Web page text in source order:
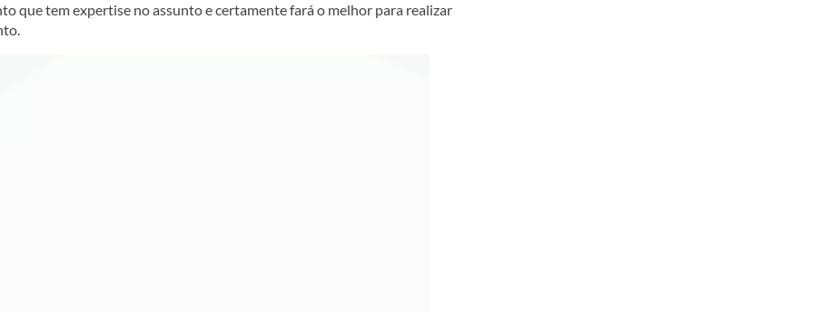
que tem expertise no assunto e certamente fará o melhor para realizar